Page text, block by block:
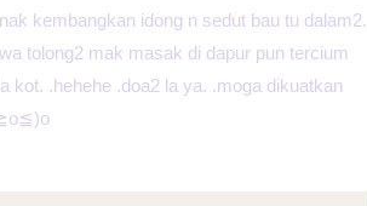
kembangkan idong n sedut bau tu dalam2.
tolong2 mak masak di dapur pun tercium
kot. .hehehe .doa2 la ya. .moga dikuatkan